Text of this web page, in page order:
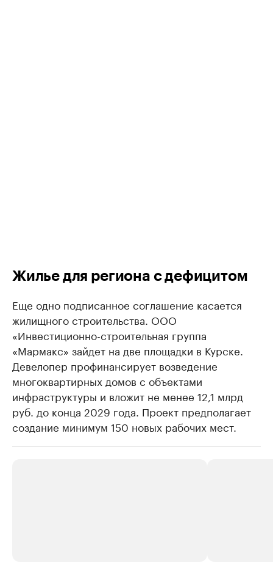
Жилье для региона с дефицитом
Еще одно подписанное соглашение касается
жилищного строительства. ООО
«Инвестиционно-строительная группа
«Мармакс» зайдет на две площадки в Курске.
Девелопер профинансирует возведение
многоквартирных домов с объектами
инфраструктуры и вложит не менее 12,1 млрд
руб. до конца 2029 года. Проект предполагает
создание минимум 150 новых рабочих мест.